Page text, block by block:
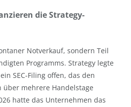
die Strategy-
Notverkauf, sondern Teil
Programms. Strategy legte
SEC-Filing offen, das den
über mehrere Handelstage
hatte das Unternehmen das